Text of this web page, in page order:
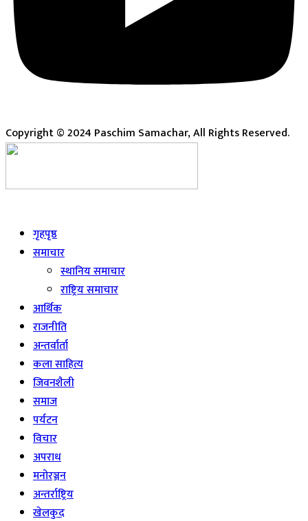
Copyright © 2024 Paschim Samachar, All Rights Reserved.
गृहपृष्ठ
समाचार
स्थानिय समाचार
राष्ट्रिय समाचार
आर्थिक
राजनीति
अन्तर्वार्ता
कला साहित्य
जिवनशैली
समाज
पर्यटन
विचार
अपराध
मनोरञ्जन
अन्तर्राष्ट्रिय
खेलकुद